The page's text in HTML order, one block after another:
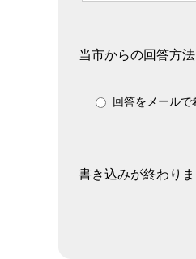
当市からの回答方法
回答をメールで
書き込みが終わり